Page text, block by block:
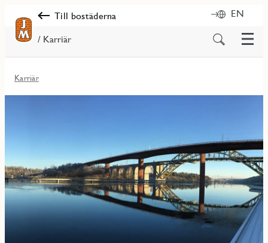
Till bostäderna EN
/ Karriär
Sök
innehåll
Meny
Karriär